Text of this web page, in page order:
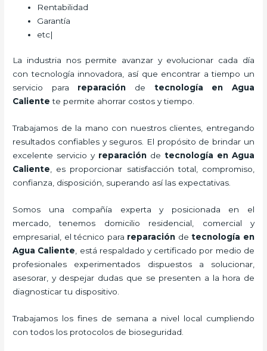
Rentabilidad
Garantía
etc|
La industria nos permite avanzar y evolucionar cada día
con tecnología innovadora, así que encontrar a tiempo un
servicio para reparación de tecnología
en Agua
Caliente te permite ahorrar costos y tiempo.
Trabajamos de la mano con nuestros clientes, entregando
resultados confiables y seguros. El propósito de brindar un
excelente servicio y reparación de tecnología en Agua
Caliente , es proporcionar satisfacción total, compromiso,
confianza, disposición, superando así las expectativas.
Somos una compañía experta y posicionada en el
mercado, tenemos domicilio residencial, comercial y
empresarial, el técnico para reparación detecnología en
Agua Caliente , está respaldado y certificado por medio de
profesionales experimentados dispuestos a solucionar,
asesorar, y despejar dudas que se presenten a la hora de
diagnosticar tu dispositivo.
Trabajamos los fines de semana a nivel local cumpliendo
con todos los protocolos de bioseguridad.